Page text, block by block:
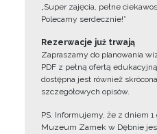
„Super zajęcia, pełne
Polecamy serdecznie!”
Rezerwacje już trwają
Zapraszamy do planowania
PDF z pełną ofertą
dostępna jest również
szczegółowych opisów.
PS. Informujemy, że z dniem 1
Muzeum Zamek w Dębnie